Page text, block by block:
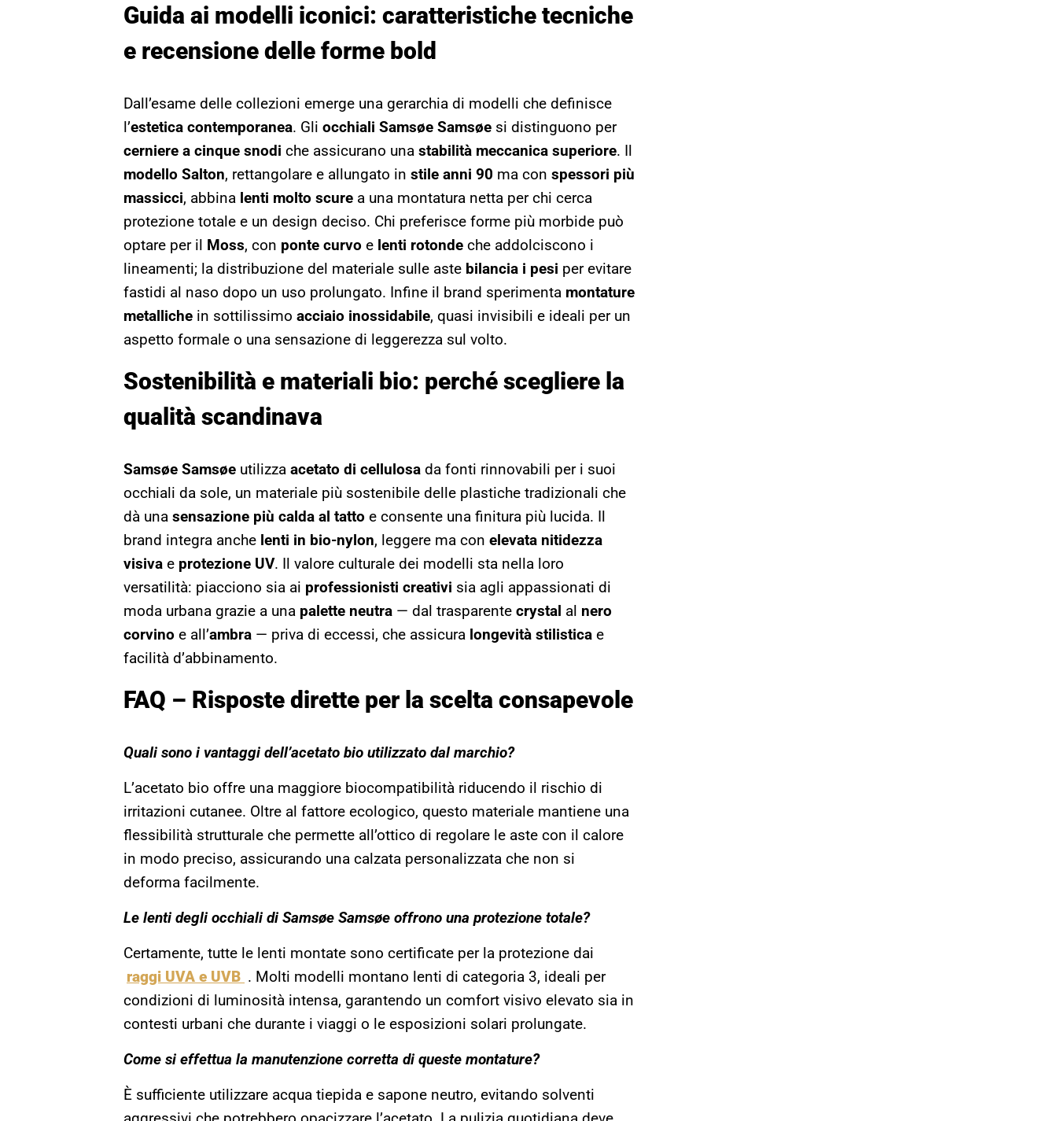
Guida ai modelli iconici: caratteristiche tecniche
e recensione delle forme bold
Dall’esame delle collezioni emerge una gerarchia di modelli che definisce
l’estetica contemporanea. Gli occhiali Samsøe Samsøe si distinguono per
cerniere a cinque snodi che assicurano una stabilità meccanica superiore. Il
modello Salton, rettangolare e allungato in stile anni 90 ma con spessori più
massicci, abbina lenti molto scure a una montatura netta per chi cerca
protezione totale e un design deciso. Chi preferisce forme più morbide può
optare per il Moss, con ponte curvo e lenti rotonde che addolciscono i
lineamenti; la distribuzione del materiale sulle aste bilancia i pesi per evitare
fastidi al naso dopo un uso prolungato. Infine il brand sperimenta montature
metalliche in sottilissimo acciaio inossidabile, quasi invisibili e ideali per un
aspetto formale o una sensazione di leggerezza sul volto.
Sostenibilità e materiali bio: perché scegliere la
qualità scandinava
Samsøe Samsøe utilizza acetato di cellulosa da fonti rinnovabili per i suoi
occhiali da sole, un materiale più sostenibile delle plastiche tradizionali che
dà una sensazione più calda al tatto e consente una finitura più lucida. Il
brand integra anche lenti in bio-nylon, leggere ma con elevata nitidezza
visiva e protezione UV. Il valore culturale dei modelli sta nella loro
versatilità: piacciono sia ai professionisti creativi sia agli appassionati di
moda urbana grazie a una palette neutra — dal trasparente crystal al nero
corvino e all’ambra — priva di eccessi, che assicura longevità stilistica e
facilità d’abbinamento.
FAQ – Risposte dirette per la scelta consapevole
Quali sono i vantaggi dell’acetato bio utilizzato dal marchio?
L’acetato bio offre una maggiore biocompatibilità riducendo il rischio di
irritazioni cutanee. Oltre al fattore ecologico, questo materiale mantiene una
flessibilità strutturale che permette all’ottico di regolare le aste con il calore
in modo preciso, assicurando una calzata personalizzata che non si
deforma facilmente.
Le lenti degli occhiali di Samsøe Samsøe offrono una protezione totale?
Certamente, tutte le lenti montate sono certificate per la protezione dai
raggi UVA e UVB . Molti modelli montano lenti di categoria 3, ideali per
condizioni di luminosità intensa, garantendo un comfort visivo elevato sia in
contesti urbani che durante i viaggi o le esposizioni solari prolungate.
Come si effettua la manutenzione corretta di queste montature?
È sufficiente utilizzare acqua tiepida e sapone neutro, evitando solventi